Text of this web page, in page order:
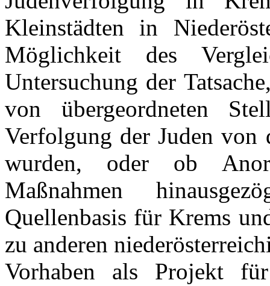
Kleinstädten in
Möglichkeit des
Untersuchung der
von übergeordneten
Verfolgung der Juden von
wurden, oder ob
Maßnahmen
Quellenbasis für Krems
zu anderen
Vorhaben als Projekt